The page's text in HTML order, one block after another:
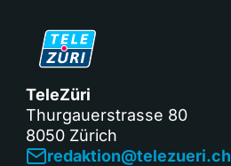
TeleZüri
Thurgauerstrasse 80
8050 Zürich
redaktion@telezueri.ch